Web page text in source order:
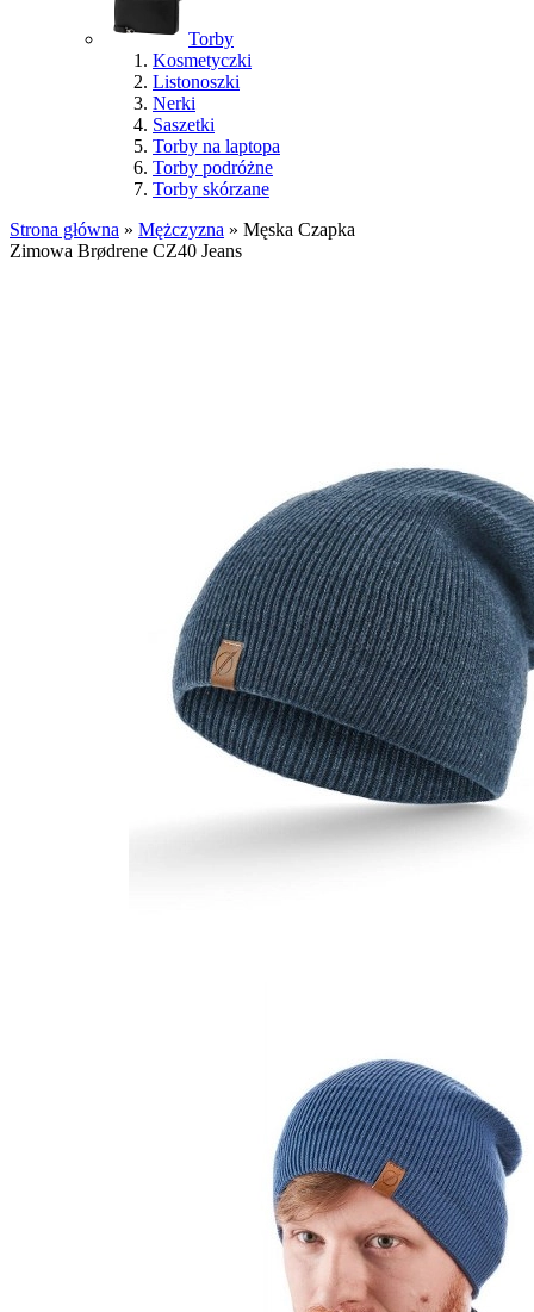
Torby
Kosmetyczki
Listonoszki
Nerki
Saszetki
Torby na laptopa
Torby podróżne
Torby skórzane
Strona główna » Mężczyzna » Męska Czapka
Zimowa Brødrene CZ40 Jeans